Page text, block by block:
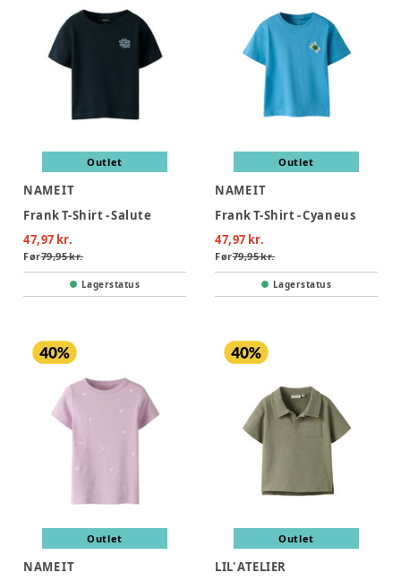
Outlet
NAME IT
Frank T-Shirt - Salute
47,97 kr.
Før79,95 kr.
Lagerstatus
Outlet
NAME IT
Frank T-Shirt - Cyaneus
47,97 kr.
Før79,95 kr.
Lagerstatus
Outlet
NAME IT
Outlet
LIL' ATELIER